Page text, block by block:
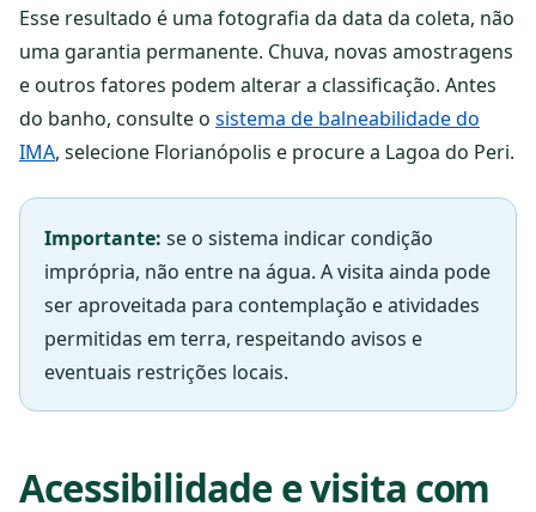
Esse resultado é uma fotografia da data da coleta, não
uma garantia permanente. Chuva, novas amostragens
e outros fatores podem alterar a classificação. Antes
do banho, consulte o sistema de balneabilidade do
IMA, selecione Florianópolis e procure a Lagoa do Peri.
Importante: se o sistema indicar condição
imprópria, não entre na água. A visita ainda pode
ser aproveitada para contemplação e atividades
permitidas em terra, respeitando avisos e
eventuais restrições locais.
Acessibilidade e visita com